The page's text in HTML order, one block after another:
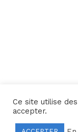
Ce site utilise
accepter.